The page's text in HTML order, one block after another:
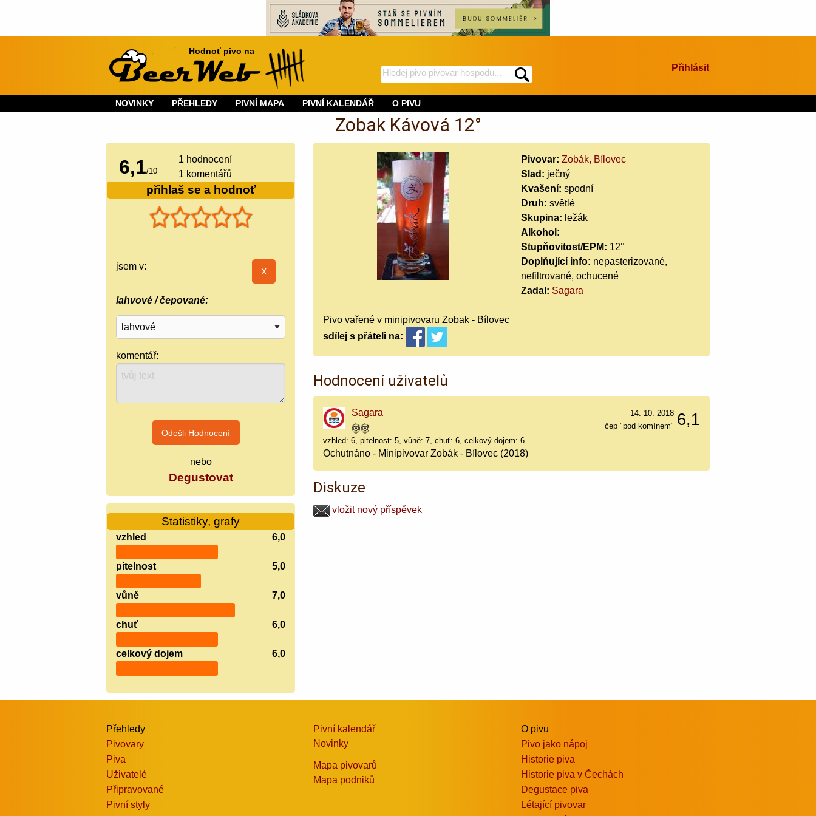
Hodnoť pivo na
hledej
BeerWeb
spustí
Přihlásit
NOVINKY PŘEHLEDY PIVNÍ MAPA PIVNÍ KALENDÁŘ O PIVU
Zobak Kávová 12°
6,1/10
1 hodnocení
1 komentářů
přihlaš se a hodnoť
jsem v:
lahvové / čepované:
komentář:
nebo
Degustovat
Statistiky, grafy
vzhled 6,0
pitelnost 5,0
vůně 7,0
chuť 6,0
celkový dojem 6,0
Pivovar: Zobák, Bílovec
Slad: ječný
Kvašení: spodní
Druh: světlé
Skupina: ležák
Alkohol:
Stupňovitost/EPM: 12°
Doplňující info: nepasterizované,
nefiltrované, ochucené
Zadal: Sagara
Pivo vařené v minipivovaru Zobak - Bílovec
sdílej s přáteli na:
Hodnocení uživatelů
Sagara 6,1
14. 10. 2018
čep "pod komínem"
vzhled: 6, pitelnost: 5, vůně: 7, chuť: 6, celkový dojem: 6
Ochutnáno - Minipivovar Zobák - Bílovec (2018)
Diskuze
vložit nový příspěvek
Přehledy
Pivovary
Piva
Uživatelé
Připravované
Pivní styly
Pivní kalendář
Novinky
Mapa pivovarů
Mapa podniků
O pivu
Pivo jako nápoj
Historie piva
Historie piva v Čechách
Degustace piva
Létající pivovar